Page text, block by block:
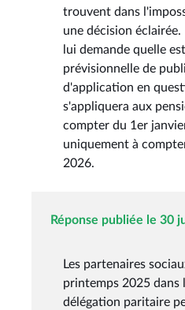
trouvent dans
une décision éclairée.
lui demande quelle
prévisionnelle de
d'application en
s'appliquera aux
compter du 1er
uniquement à
2026.
Réponse publiée le 30
Les partenaires
printemps 2025 dans
délégation paritaire